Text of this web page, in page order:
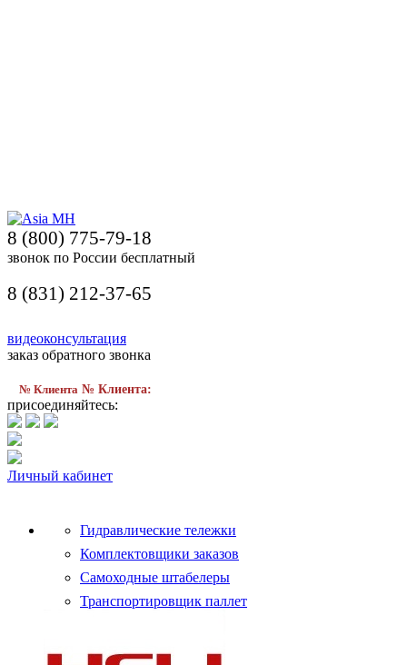
8 (800) 775-79-18
звонок по России бесплатный
8 (831) 212-37-65
видеоконсультация
заказ обратного звонка
№ Клиента № Клиента:
присоединяйтесь:
Личный кабинет
Гидравлические тележки
Комплектовщики заказов
Самоходные штабелеры
Транспортировщик паллет